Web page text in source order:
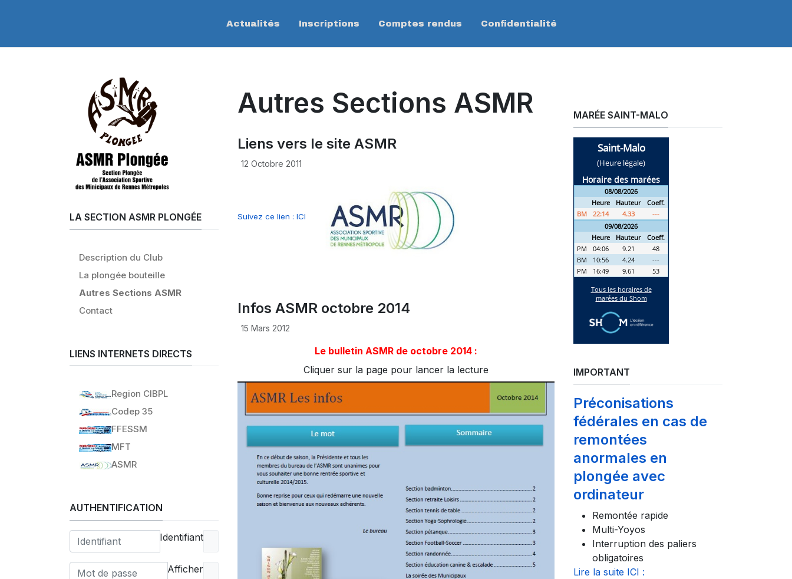
Actualités Inscriptions Comptes rendus Confidentialité
Autres Sections ASMR
Liens vers le site ASMR
12 Octobre 2011
Suivez ce lien : ICI
Infos ASMR octobre 2014
15 Mars 2012
Le bulletin ASMR de octobre 2014 :
Cliquer sur la page pour lancer la lecture
LA SECTION ASMR PLONGÉE
Description du Club
La plongée bouteille
Autres Sections ASMR
Contact
LIENS INTERNETS DIRECTS
Region CIBPL
Codep 35
FFESSM
MFT
ASMR
AUTHENTIFICATION
Identifiant
Afficher
MARÉE SAINT-MALO
IMPORTANT
Préconisations
fédérales en cas de
remontées
anormales en
plongée avec
ordinateur
Remontée rapide
Multi-Yoyos
Interruption des paliers
obligatoires
Lire la suite ICI :